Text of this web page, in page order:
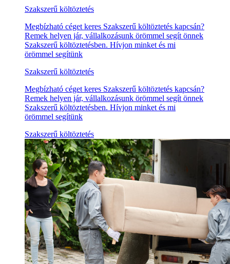
Szakszerű költöztetés
Megbízható céget keres Szakszerű költöztetés kapcsán?
Remek helyen jár, vállalkozásunk örömmel segít önnek
Szakszerű költöztetésben. Hívjon minket és mi
örömmel segítünk
Szakszerű költöztetés
Megbízható céget keres Szakszerű költöztetés kapcsán?
Remek helyen jár, vállalkozásunk örömmel segít önnek
Szakszerű költöztetésben. Hívjon minket és mi
örömmel segítünk
Szakszerű költöztetés